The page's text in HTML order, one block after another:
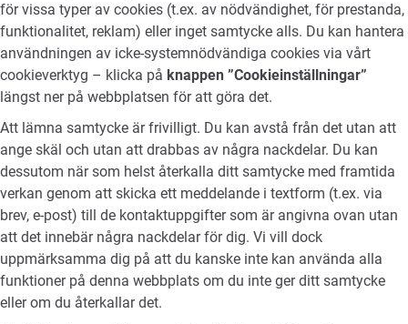
för vissa typer av cookies (t.ex. av nödvändighet, för prestanda,
funktionalitet, reklam) eller inget samtycke alls. Du kan hantera
användningen av icke-systemnödvändiga cookies via vårt
cookieverktyg – klicka på knappen ”Cookieinställningar”
längst ner på webbplatsen för att göra det.
Att lämna samtycke är frivilligt. Du kan avstå från det utan att
ange skäl och utan att drabbas av några nackdelar. Du kan
dessutom när som helst återkalla ditt samtycke med framtida
verkan genom att skicka ett meddelande i textform (t.ex. via
brev, e-post) till de kontaktuppgifter som är angivna ovan utan
att det innebär några nackdelar för dig. Vi vill dock
uppmärksamma dig på att du kanske inte kan använda alla
funktioner på denna webbplats om du inte ger ditt samtycke
eller om du återkallar det.